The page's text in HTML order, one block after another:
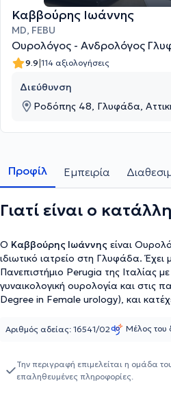
Καββούρης Ιωάννης
MD, FEBU
Ουρολόγος - Ανδρολόγος
9.9|114 αξιολογήσεις
Διεύθυνση
Ροδόπης 48, Γλυφάδα,
Προφίλ Εμπειρία
Γιατί είναι ο
Ο Καββούρης Ιωάννης είναι
ιδιωτικό ιατρείο στη Γλυφάδα. Έχει
Πανεπιστήμιο Perugia της Ιταλίας
γυναικολογική ουρολογία και στις
Degree in Female urology), και
παθήσεις ανδρικού ουροποιητικού
σε νοσοκομεία και κλινικές.
διεθνή και εγχώρια συνέδρια, ώστε
Αριθμός αδείας: 16541/02 Μέλος του
Την περιγραφή επιμελείται η ομάδα
επαληθευμένες πληροφορίες.